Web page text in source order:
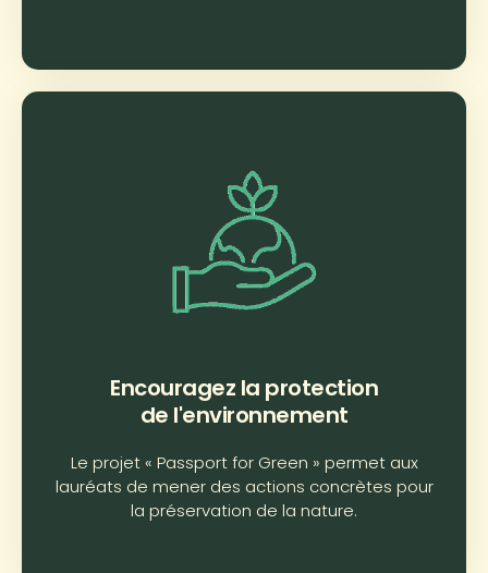
Encouragez la protection
de l'environnement
Le projet « Passport for Green » permet aux
lauréats de mener des actions concrètes pour
la préservation de la nature.